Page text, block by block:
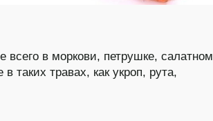
в моркови, петрушке, салатном
таких травах, как укроп, рута,